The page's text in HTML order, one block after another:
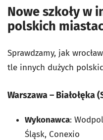
Nowe szkoły w
polskich
Sprawdzamy, jak
tle innych dużych
Warszawa – Białołęka
Wykonawca:
Śląsk, Conexio